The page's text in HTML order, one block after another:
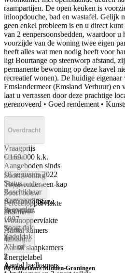
raampartijen. De open keuken is
inloopdouche, bad en wastafel. Gelijk
geen enkel probleem is en u direct
van 2 eenpersoonsbedden, waardoor
voorzijde van de woning twee eigen
heeft alles wat men nodig heeft voor
ligt Bourtange op steenworp afstand,
permanente bewoning op deze kavel
recreatief wonen). De huidige
Emslandermeer (Emsland Verhuur)
laat u verrassen door deze prachtige
gerenoveerd • Goed rendement •
Overdracht
Vraagprijs
€ 169.000 k.k.
Aangeboden sinds
10 augustus 2022
Status
Beschikbaar
Aanvaarding
In overleg
Bouw
Soort woning
Twee-onder-een-kap
Soort bouw
Bestaande bouw
Bouwjaar
1997
Soort dak
Zadeldak
Oppervlakte
Perceeloppervlakte
283 m²
Woonoppervlakte
76 m²
Inhoud
271 m³
Kamers
Aantal kamers
4
Aantal slaapkamers
3
Aantal badkamers
Energie
Energielabel
A
iQ Makelaars Midden-Groningen